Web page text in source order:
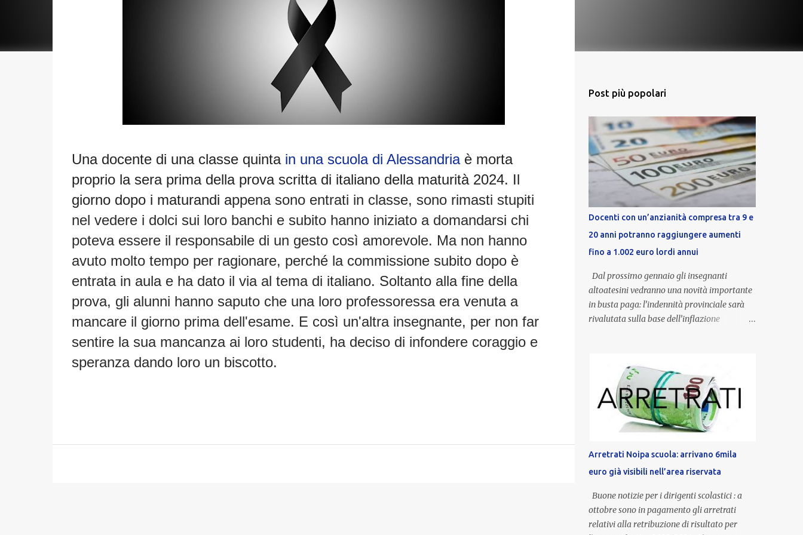
Una docente di una classe quinta in una scuola di Alessandriaèmorta
proprio la sera prima della prova scritta di italiano della maturità 2024. Il
giorno dopo i maturandi appena sono entrati in classe, sono rimasti stupiti
nel vedere i dolci sui loro banchi e subito hanno iniziato a domandarsi chi
poteva essere il responsabile di un gesto così amorevole. Ma non hanno
avuto molto tempo per ragionare, perché la commissione subito dopo è
entrata in aula e ha dato il via al tema di italiano. Soltanto alla fine della
prova, gli alunni hanno saputo che una loro professoressa era venuta a
mancare il giorno prima dell'esame. E così un'altra insegnante, per non far
sentire la sua mancanza ai loro studenti, ha deciso di infondere coraggio e
speranza dando loro un biscotto.
Post più popolari
Docenti con un’anzianità compresa tra 9 e
20 anni potranno raggiungere aumenti
fino a 1.002 euro lordi annui
Dal prossimo gennaio gli insegnanti
altoatesini vedranno una novità importante
in busta paga: l’indennità provinciale sarà
rivalutata sulla base dell’inflazione
un’anzianità compresa tra 9 e 20 anni
potranno raggiungere fino a 1.002 euro lordi
annui. Il nuovo contratto provinciale
introduce inoltre un congedo speciale
dedicato alle donne vittime di violenza di
genere, in linea con la normativa nazionale e
con l’obiettivo di offrire maggiore tutela e
supporto in situazioni delicate. L’indennità
provinciale per i docenti è un unicum in
Italia: si tratta di una misura esclusiva della
Provincia autonoma di Bolzano, che integra
Arretrati Noipa scuola: arrivano 6mila
euro già visibili nell’area riservata
Buone notizie per i dirigenti scolastici : a
ottobre sono in pagamento gli arretrati
relativi alla retribuzione di risultato per